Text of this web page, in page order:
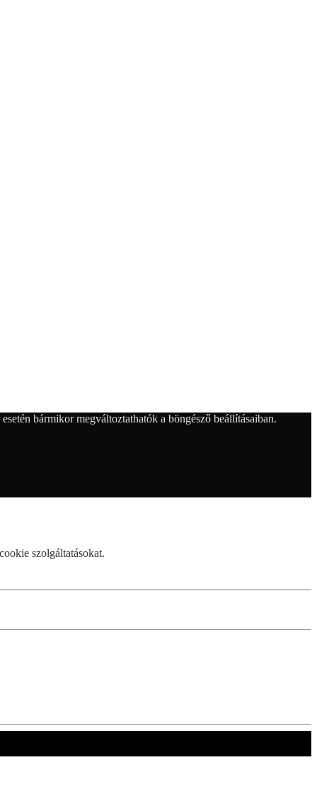
bármikor megváltoztathatók a böngésző beállításaiban.
szolgáltatásokat.